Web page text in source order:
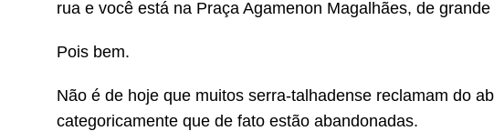
rua e você está na Praça Agamenon Magalhães, de
Pois bem.
Não é de hoje que muitos serra-talhadense reclamam do
categoricamente que de fato estão abandonadas.